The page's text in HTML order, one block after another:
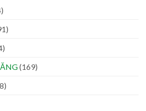
(169)